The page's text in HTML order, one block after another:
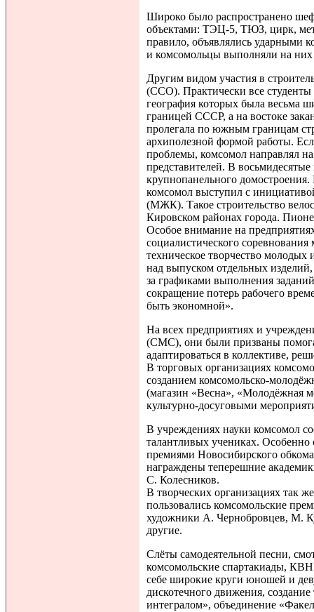
Широко было распространено
объектами: ТЭЦ-5, ТЮЗ, цирк,
правило, объявлялись ударными
и комсомольцы выполняли на
Другим видом участия в
(ССО). Практически все студенты
география которых была весьма
границей СССР, а на востоке
пролегала по южным границам
архиполезной формой работы.
проблемы, комсомол направлял
представителей. В
крупнопанельного
комсомол выступил с
(МЖК). Такое строительство
Кировском районах города.
Особое внимание на
социалистического
техническое творчество
над выпуском отдельных
за графиками выполнения
сокращение потерь рабочего
быть экономной».
На всех предприятиях и
(CMC), они были призваны
адаптироваться в коллективе,
В торговых организациях
созданием комсомольско-
(магазин «Весна», «Молодёжная
культурно-досуговыми
В учреждениях науки комсомол
талантливых учениках.
премиями Новосибирского
награждены теперешние
С. Колесников.
В творческих организациях так
пользовались комсомольские
художники А. Чернобровцев, М.
другие.
Слёты самодеятельной песни,
комсомольские спартакиады,
себе широкие круги юношей и
дискотечного движения,
интегралом», объединение